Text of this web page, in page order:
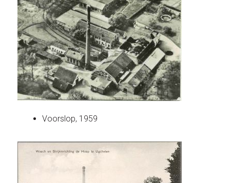
Voorslop, 1959